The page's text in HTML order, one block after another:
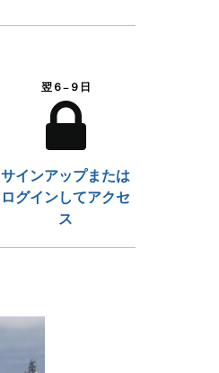
翌６−９日
サインアップまたは
ログインしてアクセ
ス